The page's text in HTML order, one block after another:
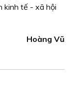
kinh tế - xã hội
Hoàng Vũ